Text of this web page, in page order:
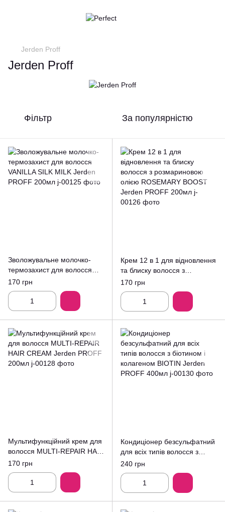
Jerden Proff
Jerden Proff
Фільтр За популярністю
Зволожувальне молочко-
термозахист для волосся
VANILLA SILK MILK Jerden
PROFF 200мл
170 грн
Крем 12 в 1 для відновлення
та блиску волосся з
розмариновою олією
ROSEMARY BOOST Jerden
PROFF 200мл
170 грн
Мультифункційний крем для
волосся MULTI-REPAIR HAIR
CREAM Jerden PROFF
200мл
170 грн
Кондиціонер безсульфатний
для всіх типів волосся з
біотином і колагеном BIOTIN
Jerden PROFF 400мл
240 грн